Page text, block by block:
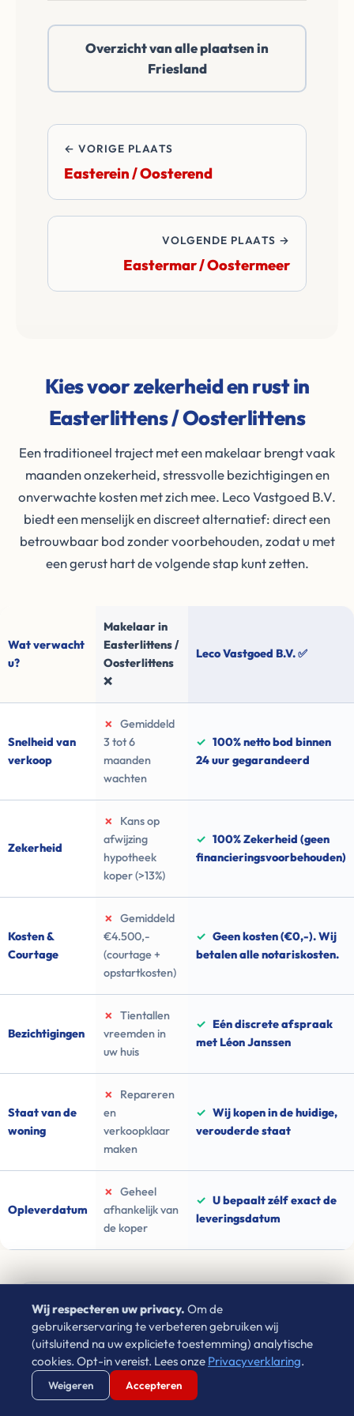
Oosterlittens of
daarbuiten. Wij
betalen alle
overdrachtskosten
Overzicht van alle plaatsen in
Friesland
← VORIGE PLAATS
Easterein / Oosterend
VOLGENDE PLAATS →
Eastermar / Oostermeer
Kies voor zekerheid en rust in
Easterlittens / Oosterlittens
Een traditioneel traject met een makelaar brengt vaak
maanden onzekerheid, stressvolle bezichtigingen en
onverwachte kosten met zich mee. Leco Vastgoed B.V.
biedt een menselijk en discreet alternatief: direct een
betrouwbaar bod zonder voorbehouden, zodat u met
een gerust hart de volgende stap kunt zetten.
Wat verwacht
u?
Makelaar in
Easterlittens /
Oosterlittens
❌
Leco Vastgoed B.V. ✅
Snelheid van
verkoop
✗
Gemiddeld
3 tot 6
maanden
wachten
✓ 100% netto bod binnen
24 uur gegarandeerd
Zekerheid
✗
Kans op
afwijzing
hypotheek
koper (>13%)
✓ 100% Zekerheid (geen
financieringsvoorbehouden)
Kosten &
Courtage
✗
Gemiddeld
€4.500,-
(courtage +
opstartkosten)
✓ Geen kosten (€0,-). Wij
betalen alle notariskosten.
Bezichtigingen
✗
Tientallen
vreemden in
uw huis
✓ Eén discrete afspraak
met Léon Janssen
Staat van de
woning
✗
Repareren
en
verkoopklaar
maken
✓ Wij kopen in de huidige,
verouderde staat
Opleverdatum
✗
Geheel
afhankelijk van
de koper
✓ U bepaalt zélf exact de
leveringsdatum
Ervaar zelf de rust van directe verkoop
Waarom wachten in onzekerheid als u vandaag de
financiële zekerheid kunt veiligstellen?
Wij respecteren uw privacy. Om de
gebruikerservaring te verbeteren gebruiken wij
(uitsluitend na uw expliciete toestemming) analytische
cookies. Opt-in vereist. Lees onze Privacyverklaring.
Weigeren Accepteren
Verstuur WhatsApp